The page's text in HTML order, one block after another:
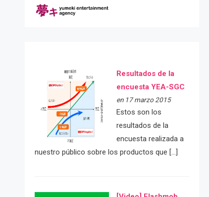
Resultados de la
encuesta YEA-SGC
en 17 marzo 2015
Estos son los
resultados de la
encuesta realizada a
nuestro público sobre los productos que […]